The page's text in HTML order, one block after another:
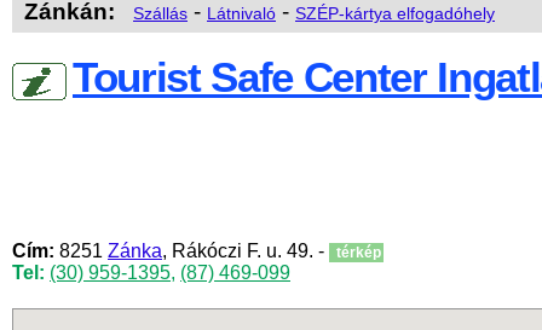
Zánkán: Szállás - Látnivaló - SZÉP-kártya elfogadóhely
Tourist Safe Center
Cím: 8251 Zánka, Rákóczi F. u. 49. - térkép
Tel: (30) 959-1395, (87) 469-099